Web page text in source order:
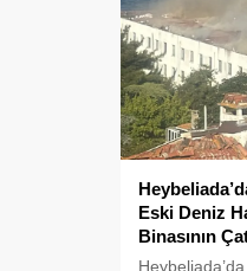
Eski Deniz
Binasının